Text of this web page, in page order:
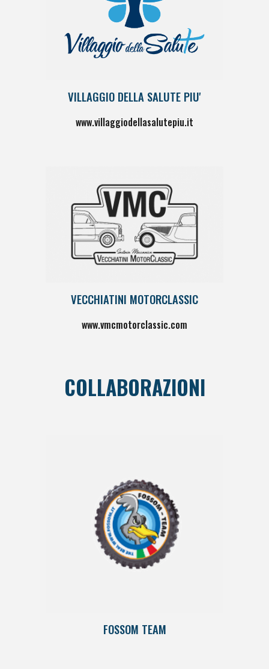
VILLAGGIO DELLA SALUTE PIU'
www.villaggiodellasalutepiu.it
VECCHIATINI MOTORCLASSIC
www.vmcmotorclassic.com
COLLABORAZIONI
FOSSOM TEAM